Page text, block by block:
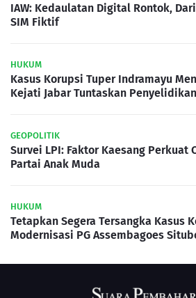
IAW: Kedaulatan Digital Rontok,
SIM Fiktif
HUKUM
Kasus Korupsi Tuper Indramayu
Kejati Jabar Tuntaskan
GEOPOLITIK
Survei LPI: Faktor Kaesang Perkuat
Partai Anak Muda
HUKUM
Tetapkan Segera Tersangka Kasus
Modernisasi PG Assembagoes